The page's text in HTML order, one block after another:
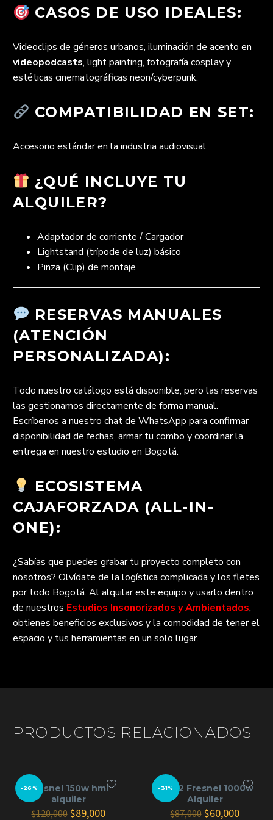
CASOS DE USO IDEALES:
Videoclips de géneros urbanos, iluminación de acento en
videopodcasts, light painting, fotografía cosplay y
estéticas cinematográficas neon/cyberpunk.
COMPATIBILIDAD EN SET:
Accesorio estándar en la industria audiovisual.
¿QUÉ INCLUYE TU
ALQUILER?
Adaptador de corriente / Cargador
Lightstand (trípode de luz) básico
Pinza (Clip) de montaje
RESERVAS MANUALES
(ATENCIÓN
PERSONALIZADA):
Todo nuestro catálogo está disponible, pero las reservas
las gestionamos directamente de forma manual.
Escríbenos a nuestro chat de WhatsApp para confirmar
disponibilidad de fechas, armar tu combo y coordinar la
entrega en nuestro estudio en Bogotá.
ECOSISTEMA
CAJAFORZADA (ALL-IN-
ONE):
¿Sabías que puedes grabar tu proyecto completo con
nosotros? Olvídate de la logística complicada y los fletes
por todo Bogotá. Al alquilar este equipo y usarlo dentro
de nuestros Estudios Insonorizados y Ambientados,
obtienes beneficios exclusivos y la comodidad de tener el
espacio y tus herramientas en un solo lugar.
PRODUCTOS RELACIONADOS
-26%Fresnel 150w hmi
alquiler
$120,000 El
$89,000El
-31%
Kit x 2 Fresnel 1000w
Alquiler
$87,000 El
$60,000El